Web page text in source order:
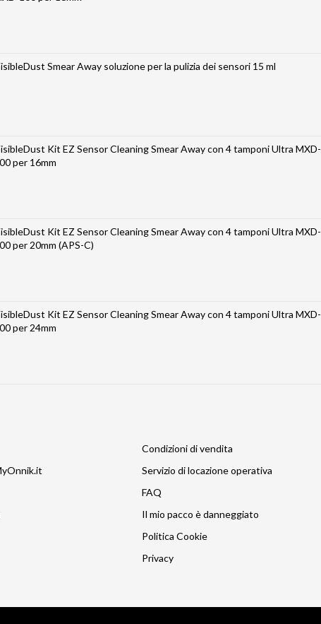
Smear Away soluzione per la pulizia dei sensori 15 ml
Kit EZ Sensor Cleaning Smear Away con 4 tamponi Ultra MXD-
per 16mm
Kit EZ Sensor Cleaning Smear Away con 4 tamponi Ultra MXD-
per 20mm (APS-C)
Kit EZ Sensor Cleaning Smear Away con 4 tamponi Ultra MXD-
per 24mm
Condizioni di vendita
Servizio di locazione operativa
FAQ
Il mio pacco è danneggiato
Politica Cookie
Privacy